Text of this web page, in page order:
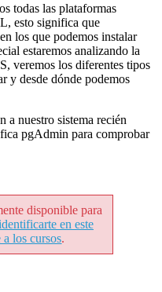
todas las plataformas
esto significa que
los que podemos instalar
estaremos analizando la
veremos los diferentes tipos
y desde dónde podemos
a nuestro sistema recién
pgAdmin para comprobar
disponible para
en este
a los cursos.